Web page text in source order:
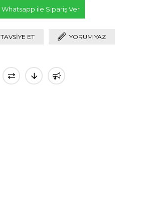
Whatsapp ile Sipariş Ver
TAVSIYE ET YORUM YAZ